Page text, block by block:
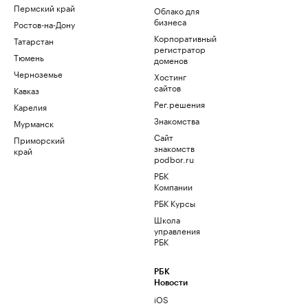
Пермский край
Ростов-на-Дону
Татарстан
Тюмень
Черноземье
Кавказ
Карелия
Мурманск
Приморский
край
Облако для
бизнеса
Корпоративный
регистратор
доменов
Хостинг
сайтов
Рег.решения
Знакомства
Сайт
знакомств
podbor.ru
РБК
Компании
РБК Курсы
Школа
управления
РБК
РБК
Новости
iOS